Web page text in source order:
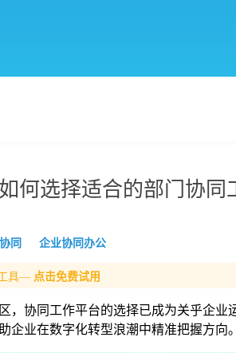
何选择适合的部门协同
同 企业协同办公
具— 点击免费试用
，协同工作平台的选择已成为关乎企业
企业在数字化转型浪潮中精准把握方向。